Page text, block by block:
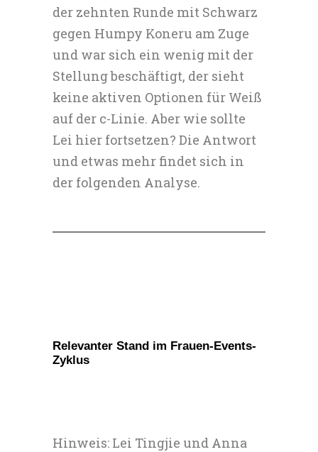
der zehnten Runde mit Schwarz
gegen Humpy Koneru am Zuge
und war sich ein wenig mit der
Stellung beschäftigt, der sieht
keine aktiven Optionen für Weiß
auf der c-Linie. Aber wie sollte
Lei hier fortsetzen? Die Antwort
und etwas mehr findet sich in
der folgenden Analyse.
Relevanter Stand im Frauen-Events-
Zyklus
Hinweis: Lei Tingjie und Anna